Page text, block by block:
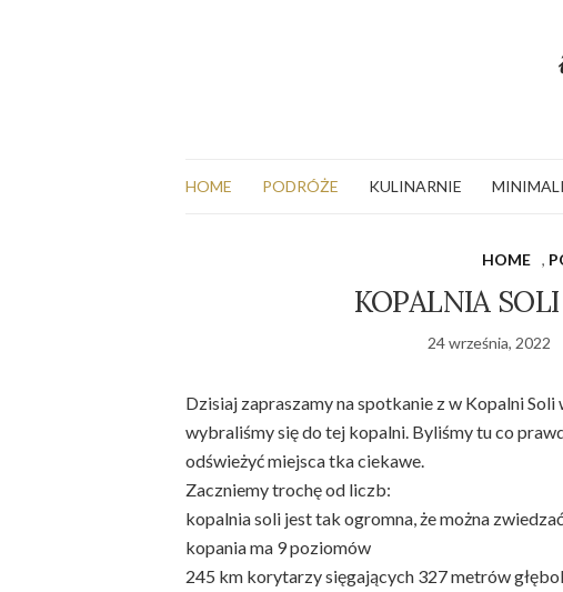
HOME PODRÓŻE KULINARNIE
HOME ,
KOPALNIA
24 września, 2022
Dzisiaj zapraszamy na spotkanie z w Kopalni
wybraliśmy się do tej kopalni. Byliśmy tu co
odświeżyć miejsca tka ciekawe.
Zaczniemy trochę od liczb:
kopalnia soli jest tak ogromna, że można
kopania ma 9 poziomów
245 km korytarzy sięgających 327 metrów